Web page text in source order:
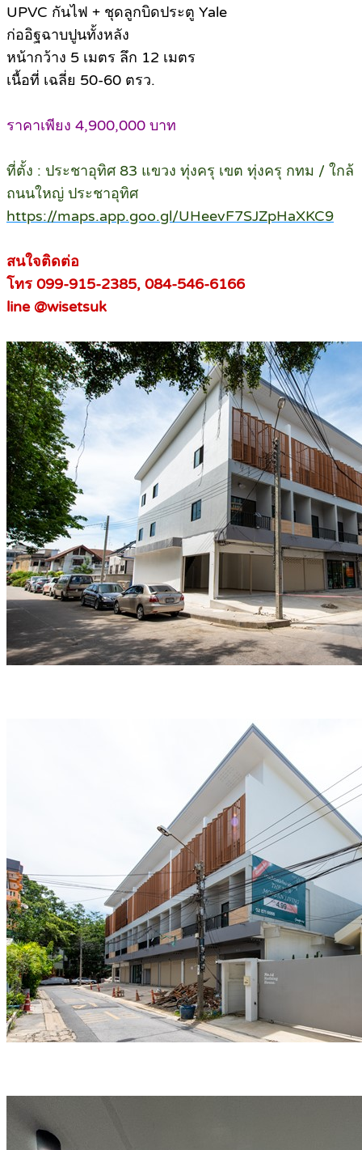
UPVC กันไฟ + ชุดลูกบิดประตู Yale
ก่ออิฐฉาบปูนทั้งหลัง
หน้ากว้าง 5 เมตร ลึก 12 เมตร
เนื้อที่ เฉลี่ย 50-60 ตรว.
ราคาเพียง 4,900,000 บาท
ที่ตั้ง : ประชาอุทิศ 83 แขวง ทุ่งครุ เขต ทุ่งครุ กทม / ใกล้
ถนนใหญ่ ประชาอุทิศ
https://maps.app.goo.gl/UHeevF7SJZpHaXKC9
สนใจติดต่อ
โทร 099-915-2385, 084-546-6166
line @wisetsuk